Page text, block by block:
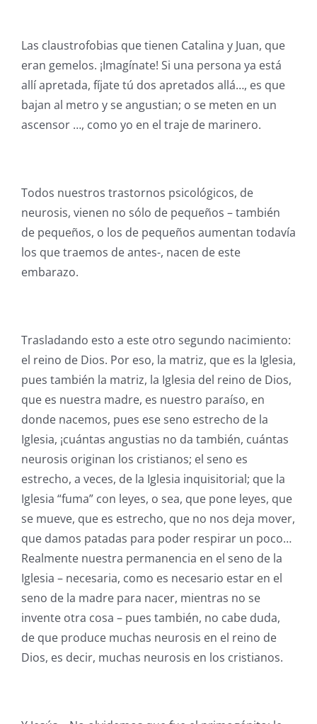
Las claustrofobias que tienen Catalina y Juan, que
eran gemelos. ¡Imagínate! Si una persona ya está
allí apretada, fíjate tú dos apretados allá…, es que
bajan al metro y se angustian; o se meten en un
ascensor …, como yo en el traje de marinero.
Todos nuestros trastornos psicológicos, de
neurosis, vienen no sólo de pequeños – también
de pequeños, o los de pequeños aumentan todavía
los que traemos de antes-, nacen de este
embarazo.
Trasladando esto a este otro segundo nacimiento:
el reino de Dios. Por eso, la matriz, que es la Iglesia,
pues también la matriz, la Iglesia del reino de Dios,
que es nuestra madre, es nuestro paraíso, en
donde nacemos, pues ese seno estrecho de la
Iglesia, ¡cuántas angustias no da también, cuántas
neurosis originan los cristianos; el seno es
estrecho, a veces, de la Iglesia inquisitorial; que la
Iglesia “fuma” con leyes, o sea, que pone leyes, que
se mueve, que es estrecho, que no nos deja mover,
que damos patadas para poder respirar un poco…
Realmente nuestra permanencia en el seno de la
Iglesia – necesaria, como es necesario estar en el
seno de la madre para nacer, mientras no se
invente otra cosa – pues también, no cabe duda,
de que produce muchas neurosis en el reino de
Dios, es decir, muchas neurosis en los cristianos.